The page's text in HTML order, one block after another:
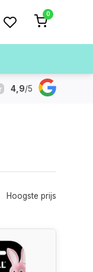
0
die
4,9/5
Hoogste prijs